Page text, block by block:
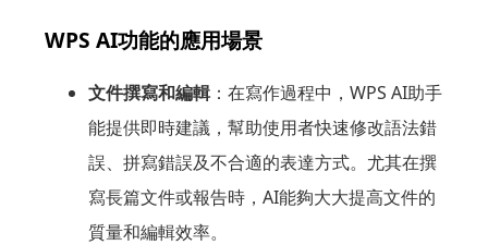
WPS AI功能的應用場景
文件撰寫和編輯：在寫作過程中，WPS AI助手
能提供即時建議，幫助使用者快速修改語法錯
誤、拼寫錯誤及不合適的表達方式。尤其在撰
寫長篇文件或報告時，AI能夠大大提高文件的
質量和編輯效率。